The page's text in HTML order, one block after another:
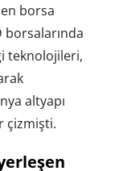
borsa
borsalarında
teknolojileri,
altyapı
çizmişti.